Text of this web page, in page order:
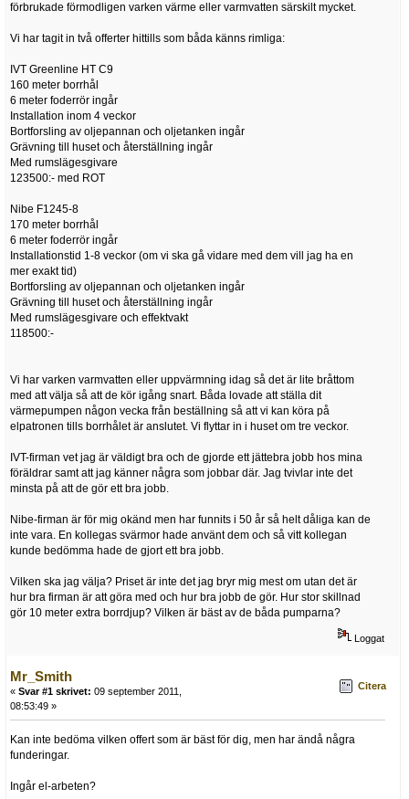
förbrukade förmodligen varken värme eller varmvatten särskilt mycket.
Vi har tagit in två offerter hittills som båda känns rimliga:
IVT Greenline HT C9
160 meter borrhål
6 meter foderrör ingår
Installation inom 4 veckor
Bortforsling av oljepannan och oljetanken ingår
Grävning till huset och återställning ingår
Med rumslägesgivare
123500:- med ROT
Nibe F1245-8
170 meter borrhål
6 meter foderrör ingår
Installationstid 1-8 veckor (om vi ska gå vidare med dem vill jag ha en
mer exakt tid)
Bortforsling av oljepannan och oljetanken ingår
Grävning till huset och återställning ingår
Med rumslägesgivare och effektvakt
118500:-
Vi har varken varmvatten eller uppvärmning idag så det är lite bråttom
med att välja så att de kör igång snart. Båda lovade att ställa dit
värmepumpen någon vecka från beställning så att vi kan köra på
elpatronen tills borrhålet är anslutet. Vi flyttar in i huset om tre veckor.
IVT-firman vet jag är väldigt bra och de gjorde ett jättebra jobb hos mina
föräldrar samt att jag känner några som jobbar där. Jag tvivlar inte det
minsta på att de gör ett bra jobb.
Nibe-firman är för mig okänd men har funnits i 50 år så helt dåliga kan de
inte vara. En kollegas svärmor hade använt dem och så vitt kollegan
kunde bedömma hade de gjort ett bra jobb.
Vilken ska jag välja? Priset är inte det jag bryr mig mest om utan det är
hur bra firman är att göra med och hur bra jobb de gör. Hur stor skillnad
gör 10 meter extra borrdjup? Vilken är bäst av de båda pumparna?
Loggat
Mr_Smith
« Svar #1 skrivet: 09 september 2011,
08:53:49 »
Citera
Kan inte bedöma vilken offert som är bäst för dig, men har ändå några
funderingar.
Ingår el-arbeten?